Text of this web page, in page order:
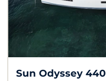
Sun Odyssey 440